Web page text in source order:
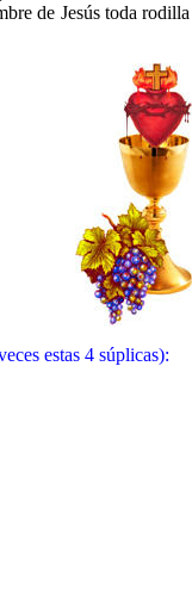
de Jesús toda
estas 4 súplicas):